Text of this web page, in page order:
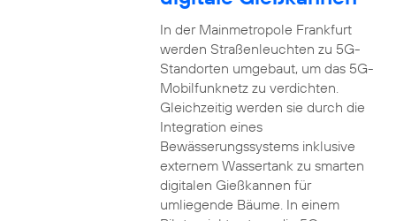
In der Mainmetropole Frankfurt
werden Straßenleuchten zu 5G-
Standorten umgebaut, um das 5G-
Mobilfunknetz zu verdichten.
Gleichzeitig werden sie durch die
Integration eines
Bewässerungssystems inklusive
externem Wassertank zu smarten
digitalen Gießkannen für
umliegende Bäume. In einem